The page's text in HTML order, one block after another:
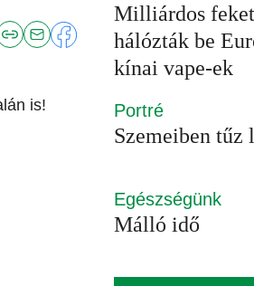
is!
Milliárdos
hálózták be
kínai vape-ek
Portré
Szemeiben tűz
Egészségünk
Málló idő